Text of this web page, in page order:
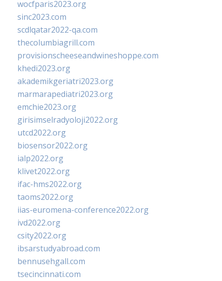
wocfparis2023.org
sinc2023.com
scdlqatar2022-qa.com
thecolumbiagrill.com
provisionscheeseandwineshoppe.com
khedi2023.org
akademikgeriatri2023.org
marmarapediatri2023.org
emchie2023.org
girisimselradyoloji2022.org
utcd2022.org
biosensor2022.org
ialp2022.org
klivet2022.org
ifac-hms2022.org
taoms2022.org
iias-euromena-conference2022.org
ivd2022.org
csity2022.org
ibsarstudyabroad.com
bennusehgall.com
tsecincinnati.com